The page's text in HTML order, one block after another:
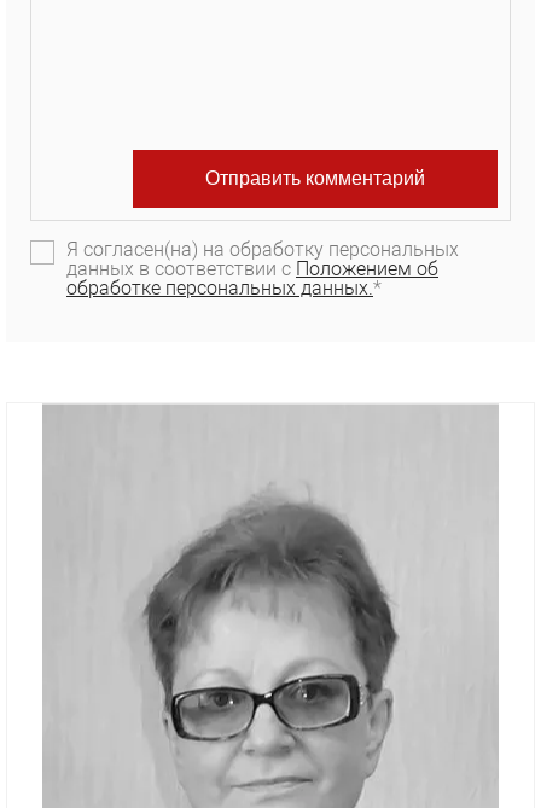
Я согласен(на) на обработку персональных
данных в соответствии с Положением об
обработке персональных данных.*